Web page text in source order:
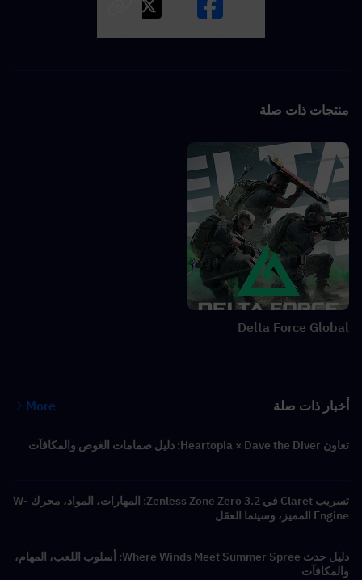
منتجات ذات صلة
Delta Force Global
أخبار ذات صلة More
تعاون Heartopia × Dave the Diver: دليل صمامات الغوص والمكافآت
تسريب Claret في Zenless Zone Zero 3.2: المهارات، المواد، محرك W-
Engine المميز، وسينما العقل
دليل حدث Where Winds Meet Summer Spree: أسلوب اللعب، المهام،
والمكافآت